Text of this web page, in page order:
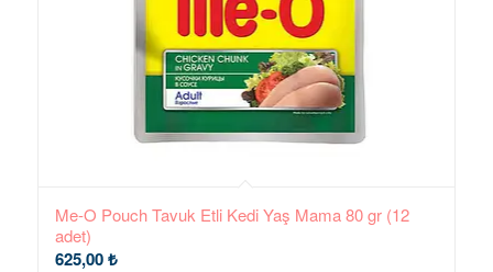
Me-O Pouch Tavuk Etli Kedi Yaş Mama 80 gr (12
adet)
625,00₺